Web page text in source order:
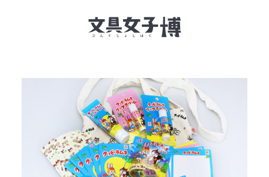
文具女子博とは
イベント一覧
NEWS
文具女子アワード